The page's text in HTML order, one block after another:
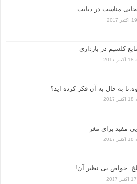
مناسب در دیابت
کلسیم در بارداری
به حال به آن فکر کرده اید؟
مفید برای مغز
خواص بی نظیر آن!